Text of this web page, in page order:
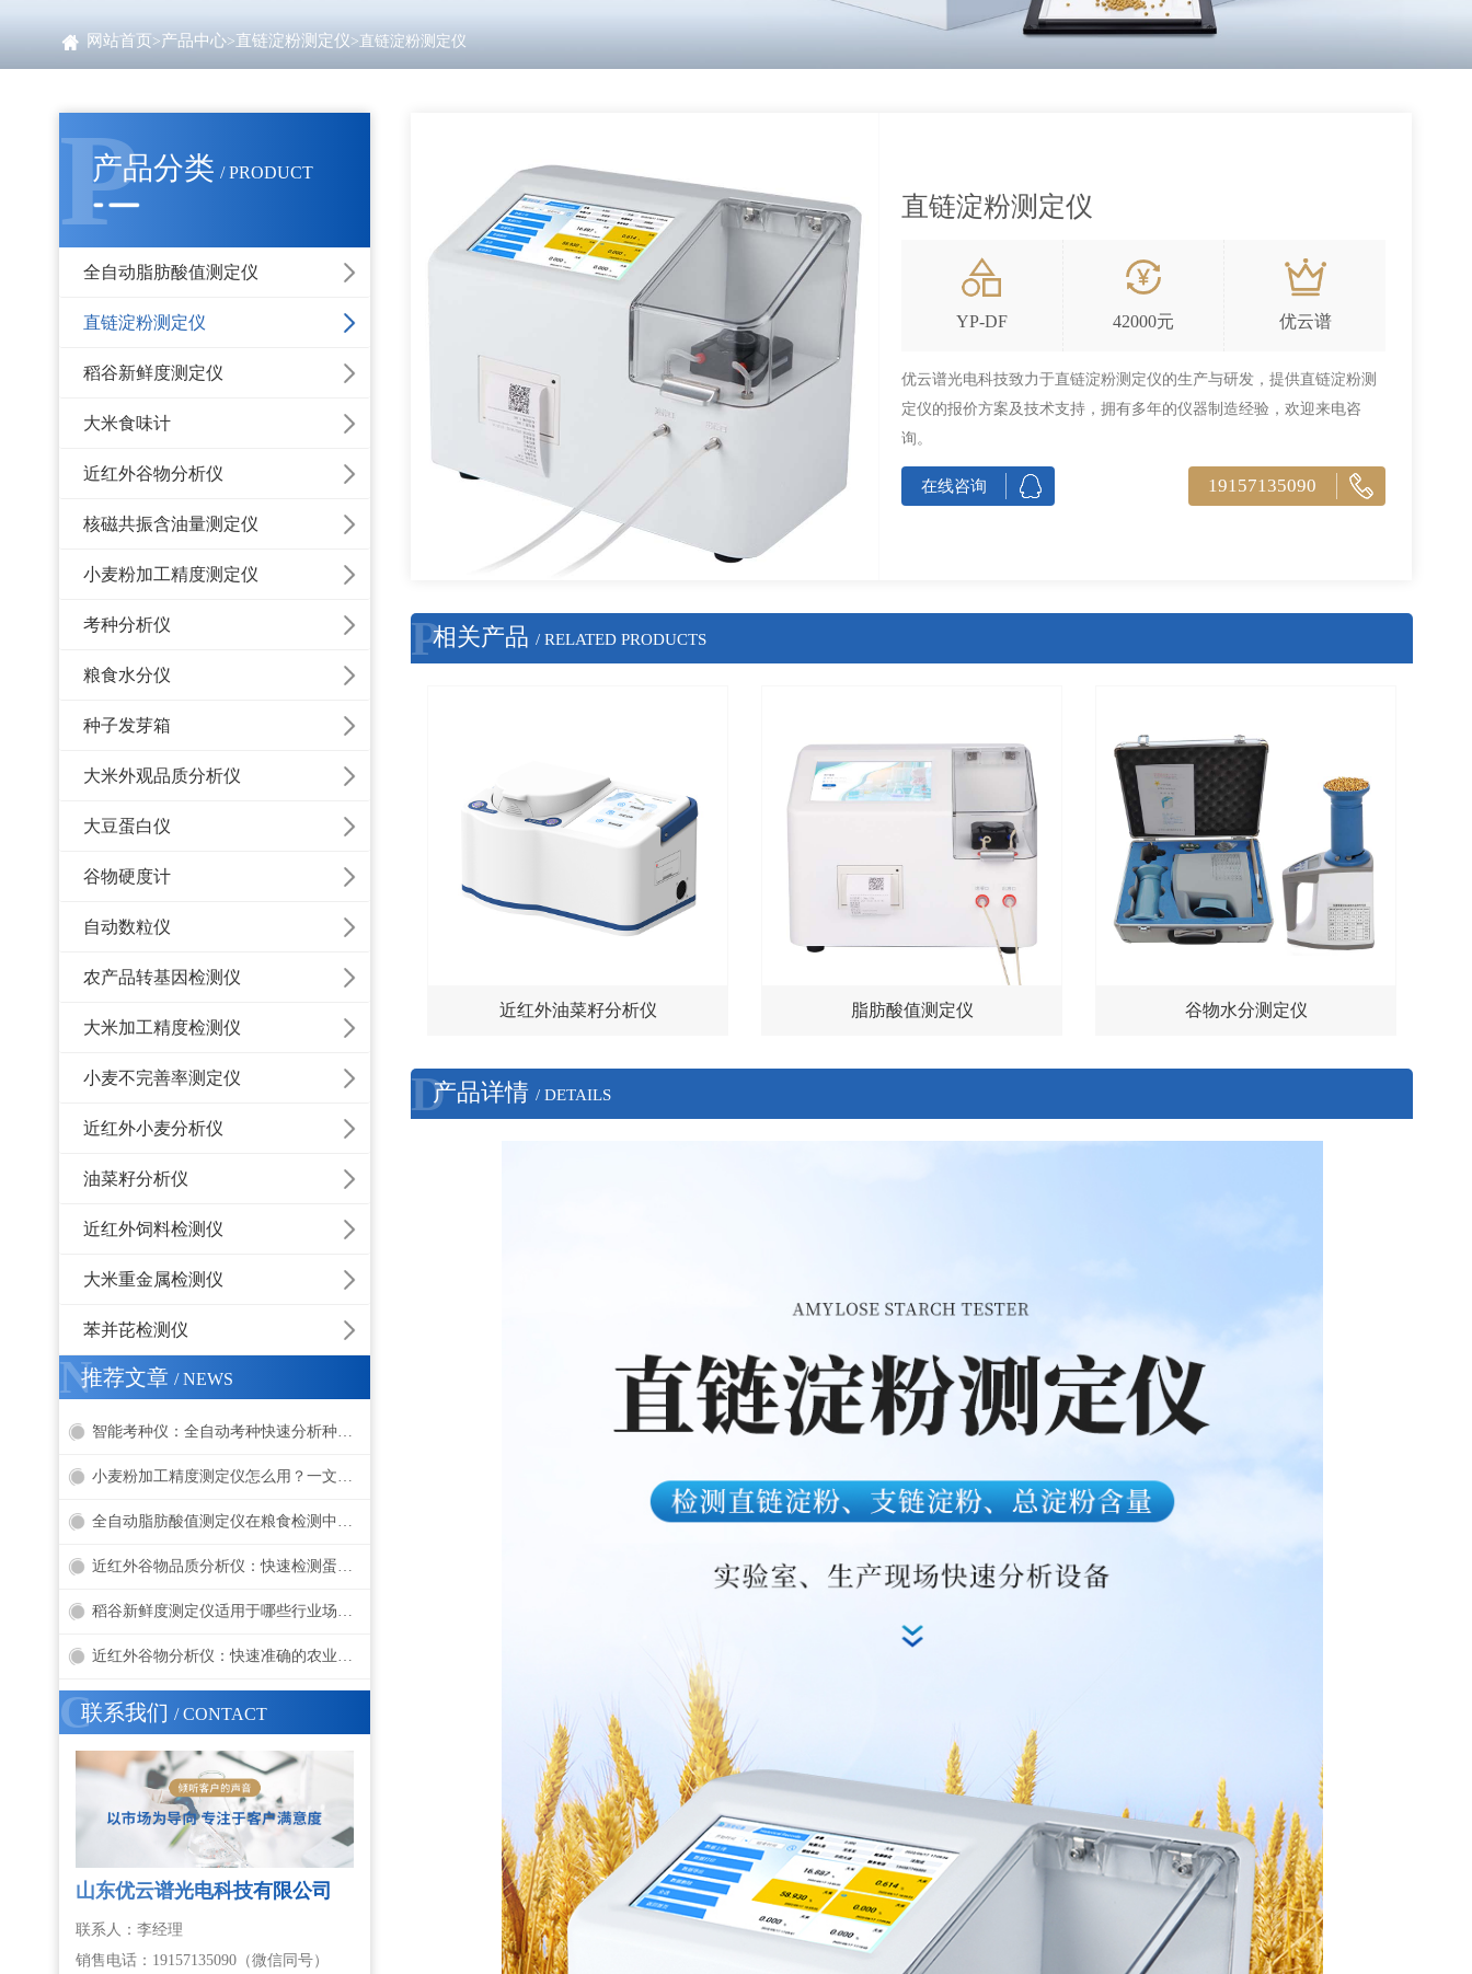
网站首页>产品中心>直链淀粉测定仪>直链淀粉测定仪
P
产品分类 / PRODUCT
全自动脂肪酸值测定仪
直链淀粉测定仪
稻谷新鲜度测定仪
大米食味计
近红外谷物分析仪
核磁共振含油量测定仪
小麦粉加工精度测定仪
考种分析仪
粮食水分仪
种子发芽箱
大米外观品质分析仪
大豆蛋白仪
谷物硬度计
自动数粒仪
农产品转基因检测仪
大米加工精度检测仪
小麦不完善率测定仪
近红外小麦分析仪
油菜籽分析仪
近红外饲料检测仪
大米重金属检测仪
苯并芘检测仪
N推荐文章 / NEWS
智能考种仪：全自动考种快速分析种子品质
小麦粉加工精度测定仪怎么用？一文看懂操作方法与检测指标
全自动脂肪酸值测定仪在粮食检测中的重要性
近红外谷物品质分析仪：快速检测蛋白、水分、油脂的无损利器
稻谷新鲜度测定仪适用于哪些行业场景？
近红外谷物分析仪：快速准确的农业定量分析工具
C联系我们 / CONTACT
山东优云谱光电科技有限公司
联系人：李经理
销售电话：19157135090（微信同号）
直链淀粉测定仪
YP-DF 42000元 优云谱
优云谱光电科技致力于直链淀粉测定仪的生产与研发，提供直链淀粉测
定仪的报价方案及技术支持，拥有多年的仪器制造经验，欢迎来电咨
询。
在线咨询 19157135090
P相关产品/ RELATED PRODUCTS
近红外油菜籽分析仪 脂肪酸值测定仪 谷物水分测定仪
D产品详情/ DETAILS